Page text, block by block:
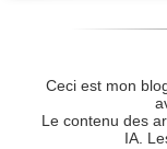
Ceci est mon
Le contenu des
IA.